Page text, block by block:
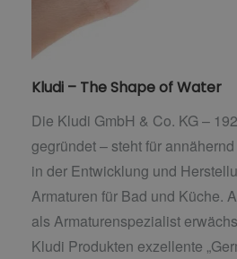
Kludi – The Shape of Water
Die Kludi GmbH & Co. KG –
gegründet – steht für
in der Entwicklung und
Armaturen für Bad und Küche.
als Armaturenspezialist
Kludi Produkten exzellente